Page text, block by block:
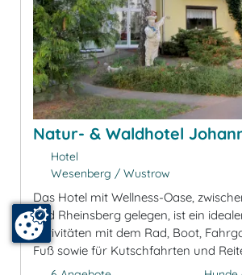
Natur- & Waldhotel
Hotel
Wesenberg / Wustrow
Das Hotel mit Wellness-Oase,
und Rheinsberg gelegen, ist ein
Aktivitäten mit dem Rad, Boot,
Fuß sowie für Kutschfahrten und